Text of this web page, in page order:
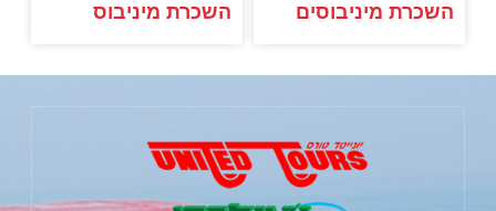
השכרת מיניבוסים השכרת מיניבוס